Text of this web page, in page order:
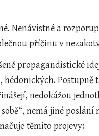
Nenávistné a
příčinu v
propagandistické
hédonických. Postupně
nedokážou
nemá jiné
těmito projevy: